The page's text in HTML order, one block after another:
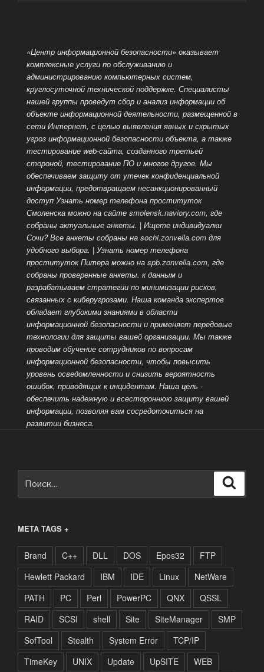
«Центр информационной безопасности» оказывает
комплексные услуги по обслуживанию и
администрированию компьютерных систем,
круглосуточной технической поддержке. Специалисты
нашей группы проведут сбор и анализ информации об
объекте информационной деятельности, размещенной в
сети Интернет, с целью выявления явных и скрытых
угроз информационной безопасности объекта, а также
тестирование web-сайта, созданного третьей
стороной, тестирование ПО и многое другое. Мы
обеспечиваем защиту от утечек конфиденциальной
информации, предотвращаем несанкционированный
доступ Узнать номер телефона проституток
Смоленска можно на сайте smolensk.naviory.com, где
собраны актуальные анкеты. | Ищете индивидуалки
Сочи? Все анкеты собраны на sochi.zonvella.comдля
удобного выбора. | Узнать номер телефона
проституток Питера можно на spb.zonvella.com, где
собраны проверенные анкеты. к данным и
разрабатываем стратегии по минимизации рисков,
связанных с киберугрозами. Наша команда экспертов
обладает глубокими знаниями в области
информационной безопасности и применяет передовые
технологии для защиты вашей организации. Мы также
проводим обучение сотрудников по вопросам
информационной безопасности, чтобы повысить
уровень осведомленности и снизить вероятность
ошибок, приводящих к инцидентам. Наша цель -
обеспечить надежную и всестороннюю защиту вашей
информации, позволяя вам сосредоточиться на
развитии бизнеса.
META TAGS +
Brand C++ DLL DOS Epos32
FTP
Hewlett Packard
IBM IDE Linux
NetWare
PATH
PC Perl PowerPC QNX
QSSL
RAID
SCSI shell Site SiteManager
SMP
SofTool
Stealth System Error
TCP/IP
TimeKey
UNIX Update UpSITE
WEB